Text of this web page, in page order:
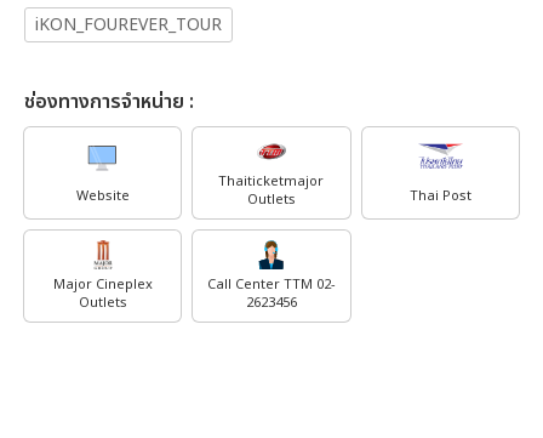
iKON_FOUREVER_TOUR
ช่องทางการจำหน่าย :
Website
Thaiticketmajor
Outlets
Thai Post
Major Cineplex
Outlets
Call Center TTM 02-
2623456